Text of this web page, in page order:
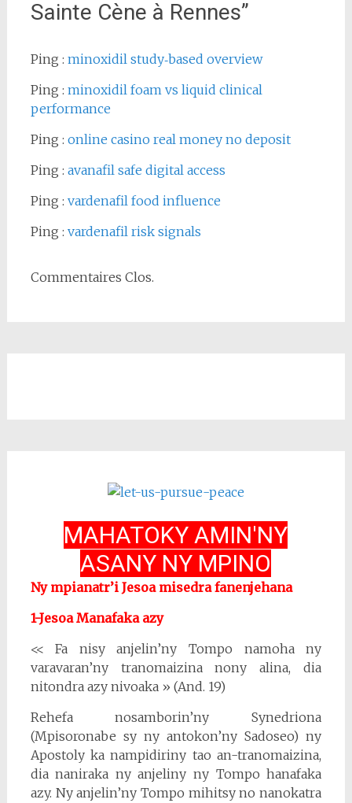
Sainte Cène à Rennes”
Ping : minoxidil study‑based overview
Ping : minoxidil foam vs liquid clinical
performance
Ping : online casino real money no deposit
Ping : avanafil safe digital access
Ping : vardenafil food influence
Ping : vardenafil risk signals
Commentaires Clos.
MAHATOKY AMIN'NY
ASANY NY MPINO
Ny mpianatr’i Jesoa misedra fanenjehana
1-Jesoa Manafaka azy
<< Fa nisy anjelin’ny Tompo namoha ny
varavaran’ny tranomaizina nony alina, dia
nitondra azy nivoaka » (And. 19)
Rehefa nosamborin’ny Synedriona
(Mpisoronabe sy ny antokon’ny Sadoseo) ny
Apostoly ka nampidiriny tao an-tranomaizina,
dia naniraka ny anjeliny ny Tompo hanafaka
azy. Ny anjelin’ny Tompo mihitsy no nanokatra